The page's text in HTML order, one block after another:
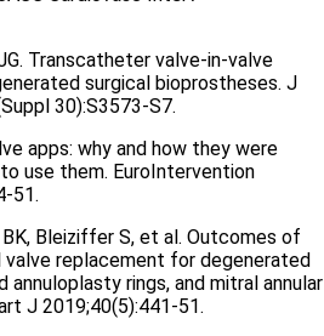
Transcatheter valve-in-valve
surgical bioprostheses. J
30):S3573-S7.
apps: why and how they were
use them. EuroIntervention
51.
BK, Bleiziffer S, et al. Outcomes of
replacement for degenerated
annuloplasty rings, and mitral annular
J 2019;40(5):441-51.